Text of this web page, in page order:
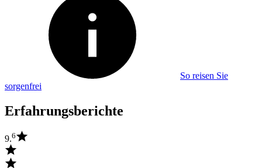
So reisen Sie
sorgenfrei
Erfahrungsberichte
9.6